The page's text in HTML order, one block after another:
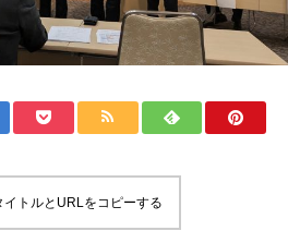
イトルとURLをコピーする